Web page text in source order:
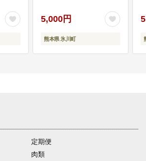
5,000円
熊本県 氷川町
定期便
肉類